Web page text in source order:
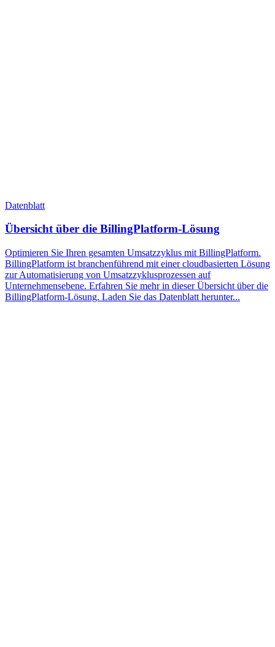
Datenblatt
Übersicht über die BillingPlatform-Lösung
Optimieren Sie Ihren gesamten Umsatzzyklus mit BillingPlatform.
BillingPlatform ist branchenführend mit einer cloudbasierten Lösung
zur Automatisierung von Umsatzzyklusprozessen auf
Unternehmensebene. Erfahren Sie mehr in dieser Übersicht über die
BillingPlatform-Lösung. Laden Sie das Datenblatt herunter...